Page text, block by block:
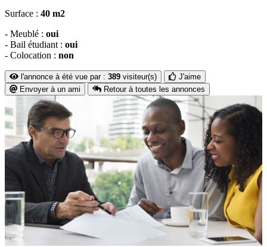
Surface : 40 m2
- Meublé : oui
- Bail étudiant : oui
- Colocation : non
l'annonce à été vue par : 389 visiteur(s)
J'aime
Envoyer à un ami
Retour à toutes les annonces